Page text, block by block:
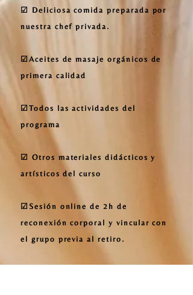
☑ Deliciosa comida preparada por
nuestra chef privada.
☑Aceites de masaje orgánicos de
primera calidad
☑Todos las actividades del
programa
☑ Otros materiales didácticos y
artísticos del curso
☑Sesión online de 2h de
reconexión corporal y vincular con
el grupo previa al retiro.